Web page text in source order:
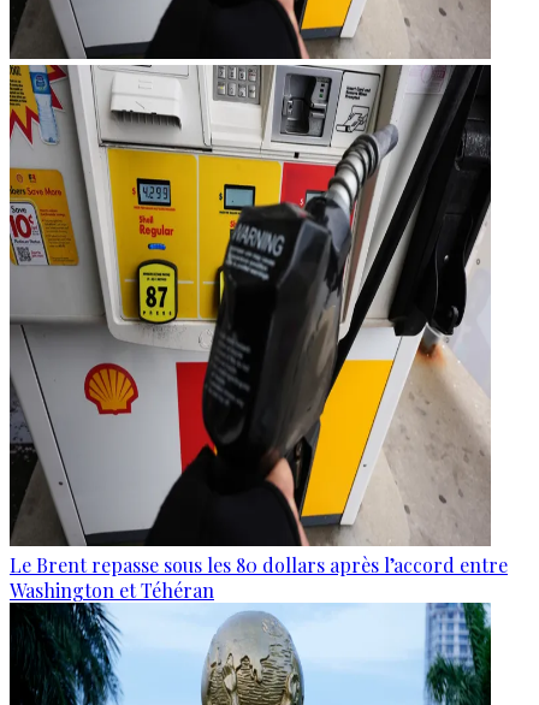
Le Brent repasse sous les 80 dollars après l’accord entre
Washington et Téhéran